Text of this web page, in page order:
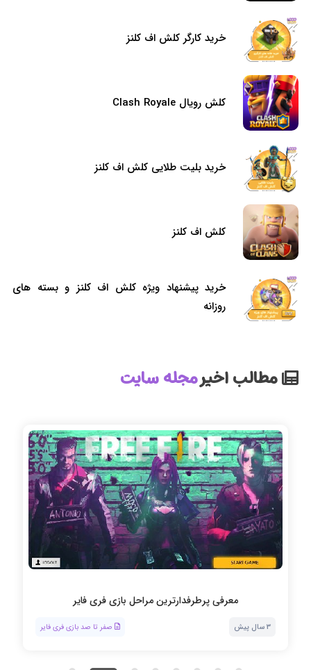
خرید کارگر کلش اف کلنز
کلش رویال Clash Royale
خرید بلیت طلایی کلش اف کلنز
کلش اف کلنز
خرید پیشنهاد ویژه کلش اف کلنز و بسته های
روزانه
مطالب اخیرمجله سایت
معرفی پرطرفدارترین مراحل بازی فری فایر
3 سال پیش صفر تا صد بازی فری فایر